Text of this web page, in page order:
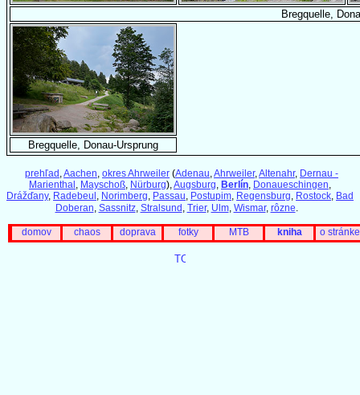
Bregquelle,
Bregquelle, Donau-Ursprung
prehľad Aachen okres Ahrweiler (Adenau Ahrweiler, Altenahr, Dernau -
Marienthal Mayschoß Nürburg), Augsburg Berlín Donaueschingen
Drážďany, Radebeul Norimberg Passau Postupim Regensburg Rostock Bad
Doberan Sassnitz, Stralsund Trier, Ulm, Wismar, rôzne
domov chaos doprava fotky MTB kniha o stránke